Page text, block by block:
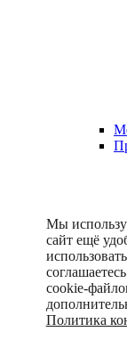
Мы
сайт ещё
cookie-
Политика